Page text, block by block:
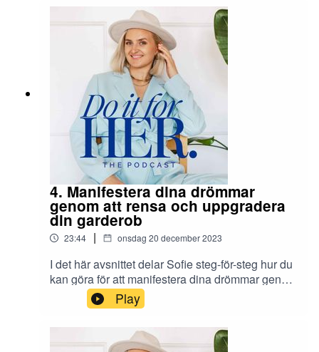
manifestera alla dina drömmar. Connecta med
Sofie:– Mail: sofie@sofiewiberg.se–
Hemsida: https://sofiewiberg.se/–
Instagram: https://www.instagram.com/sofiewiber
4. Manifestera dina drömmar
genom att rensa och uppgradera
din garderob
23:44 | onsdag 20 december 2023
I det här avsnittet delar Sofie steg-för-steg hur du
kan göra för att manifestera dina drömmar genom
att rensa och uppgradera din garderob. Det var
något som hon själv gjorde förra året och idag, ett
år senare, har så många av hennes drömmar gått
i uppfyllelse!Boka din plats till Do it for HER
Play